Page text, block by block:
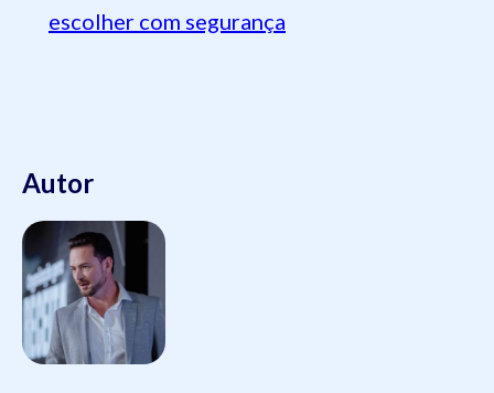
escolher com segurança
Autor